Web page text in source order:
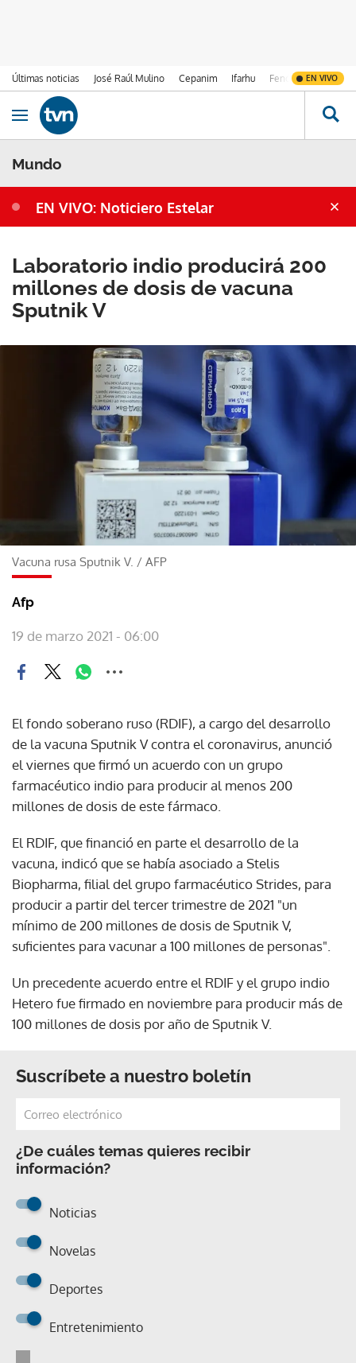
Últimas noticias José Raúl Mulino Cepanim Ifarhu Fenómeno de El
EN VIVO
Ir al contenido
Obrir navegació
Mundo
EN VIVO: Noticiero Estelar
Laboratorio indio producirá 200
millones de dosis de vacuna
Sputnik V
Vacuna rusa Sputnik V. / AFP
Afp
19 de marzo 2021 - 06:00
El fondo soberano ruso (RDIF), a cargo del desarrollo
de la vacuna Sputnik V contra el coronavirus, anunció
el viernes que firmó un acuerdo con un grupo
farmacéutico indio para producir al menos 200
millones de dosis de este fármaco.
El RDIF, que financió en parte el desarrollo de la
vacuna, indicó que se había asociado a Stelis
Biopharma, filial del grupo farmacéutico Strides, para
producir a partir del tercer trimestre de 2021 "un
mínimo de 200 millones de dosis de Sputnik V,
suficientes para vacunar a 100 millones de personas".
Un precedente acuerdo entre el RDIF y el grupo indio
Hetero fue firmado en noviembre para producir más de
100 millones de dosis por año de Sputnik V.
Suscríbete a nuestro boletín
¿De cuáles temas quieres recibir
información?
Noticias
Novelas
Deportes
Entretenimiento